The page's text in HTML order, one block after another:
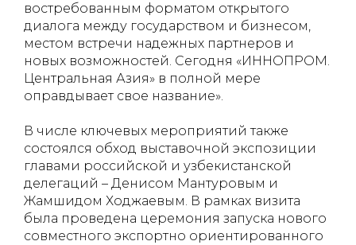
востребованным форматом открытого
диалога между государством и бизнесом,
местом встречи надежных партнеров и
новых возможностей. Сегодня «ИННОПРОМ.
Центральная Азия» в полной мере
оправдывает свое название».
В числе ключевых мероприятий также
состоялся обход выставочной экспозиции
главами российской и узбекистанской
делегаций – Денисом Мантуровым и
Жамшидом Ходжаевым. В рамках визита
была проведена церемония запуска нового
совместного экспортно ориентированного